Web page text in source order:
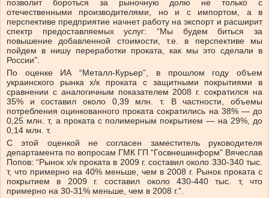
позволит бороться за рыночную долю не только с
отечественными производителями, но и с импортом, а в
перспективе предприятие начнет работу на экспорт и расширит
спектр предоставляемых услуг: “Мы будем биться за
повышение добавленной стоимости, т.е. в перспективе мы
пойдем в нишу переработки проката, как мы это сделали в
России”.
По оценке ИА “Металл-Курьер”, в прошлом году объем
украинского рынка х/к проката с защитными покрытиями в
сравнении с аналогичным показателем 2008 г. сократился на
35% и составил около 0,39 млн. т. В частности, объемы
потребления оцинкованного проката сократились на 38% — до
0,25 млн. т, а проката с полимерным покрытием — на 29%, до
0,14 млн. т.
С этой оценкой не согласен заместитель руководителя
департамента по вопросам ГМК ГП “Госвнешинформ” Вячеслав
Попов: “Рынок х/к проката в 2009 г. составил около 330-340 тыс.
т, что примерно на 40% меньше, чем в 2008 г. Рынок проката с
покрытием в 2009 г. составил около 430-440 тыс. т, что
примерно на 30-31% меньше, чем в 2008 г.”.